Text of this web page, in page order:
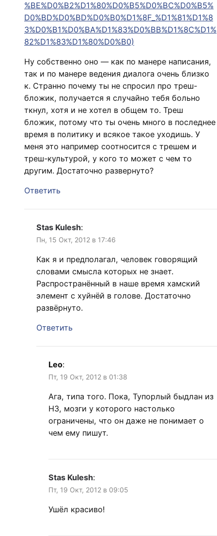
%BE%D0%B2%D1%80%D0%B5%D0%BC%D0%B5%
D0%BD%D0%BD%D0%B0%D1%8F_%D1%81%D1%8
3%D0%B1%D0%BA%D1%83%D0%BB%D1%8C%D1%
82%D1%83%D1%80%D0%B0)
Ну собственно оно — как по манере написания,
так и по манере ведения диалога очень близко
к. Странно почему ты не спросил про треш-
бложик, получается я случайно тебя больно
ткнул, хотя и не хотел в общем то. Треш
бложик, потому что ты очень много в последнее
время в политику и всякое такое уходишь. У
меня это например соотносится с трешем и
треш-культурой, у кого то может с чем то
другим. Достаточно развернуто?
Ответить
Stas Kulesh:
Пн, 15 Окт, 2012 в 17:46
Как я и предполагал, человек говорящий
словами смысла которых не знает.
Распространённый в наше время хамский
элемент с хуйнёй в голове. Достаточно
развёрнуто.
Ответить
Leo:
Пт, 19 Окт, 2012 в 01:38
Ага, типа того. Пока, Тупорлый быдлан из
НЗ, мозги у которого настолько
ограничены, что он даже не понимает о
чем ему пишут.
Stas Kulesh:
Пт, 19 Окт, 2012 в 09:05
Ушёл красиво!